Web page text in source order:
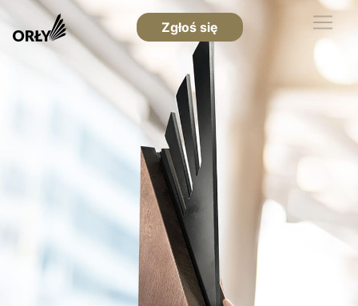
Zgłoś się